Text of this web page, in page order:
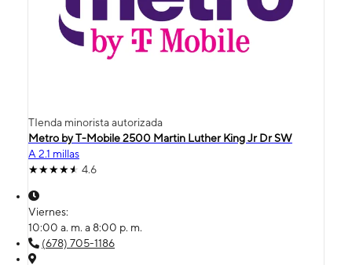
TIenda minorista autorizada
Metro by T-Mobile 2500 Martin Luther King Jr Dr SW
A 2.1 millas
4.6
Viernes:
10:00 a. m. a 8:00 p. m.
(678) 705-1186